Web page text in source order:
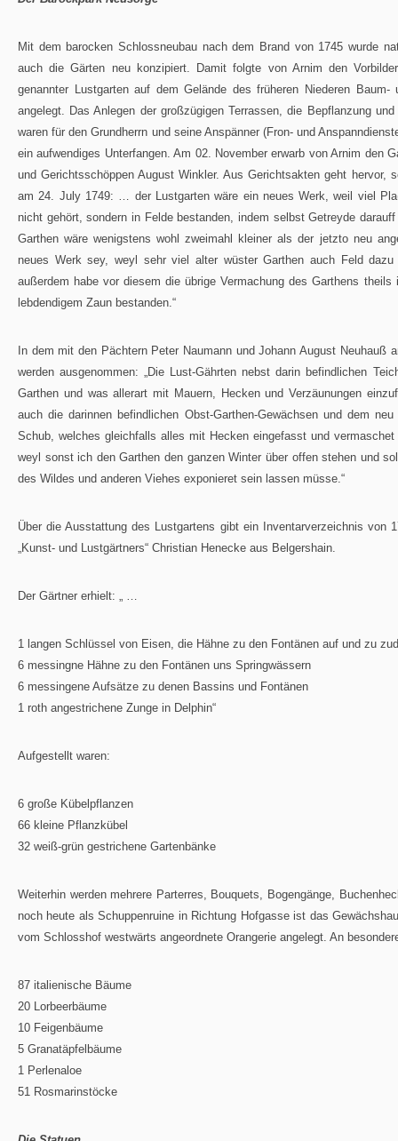
Mit dem barocken Schlossneubau nach dem Brand von 1745 wurde
auch die Gärten neu konzipiert. Damit folgte von Arnim den
genannter Lustgarten auf dem Gelände des früheren Niederen
angelegt. Das Anlegen der großzügigen Terrassen, die Bepflanzung
waren für den Grundherrn und seine Anspänner (Fron- und
ein aufwendiges Unterfangen. Am 02. November erwarb von Arnim den
und Gerichtsschöppen August Winkler. Aus Gerichtsakten geht hervor,
am 24. July 1749: … der Lustgarten wäre ein neues Werk, weil viel
nicht gehört, sondern in Felde bestanden, indem selbst Getreyde
Garthen wäre wenigstens wohl zweimahl kleiner als der jetzto neu
neues Werk sey, weyl sehr viel alter wüster Garthen auch Feld
außerdem habe vor diesem die übrige Vermachung des Garthens
lebdendigem Zaun bestanden.“
In dem mit den Pächtern Peter Naumann und Johann August Neuhauß
werden ausgenommen: „Die Lust-Gährten nebst darin befindlichen
Garthen und was allerart mit Mauern, Hecken und Verzäunungen
auch die darinnen befindlichen Obst-Garthen-Gewächsen und dem
Schub, welches gleichfalls alles mit Hecken eingefasst und
weyl sonst ich den Garthen den ganzen Winter über offen stehen und
des Wildes und anderen Viehes exponieret sein lassen müsse.“
Über die Ausstattung des Lustgartens gibt ein Inventarverzeichnis von
„Kunst- und Lustgärtners“ Christian Henecke aus Belgershain.
Der Gärtner erhielt: „ …
1 langen Schlüssel von Eisen, die Hähne zu den Fontänen auf und zu
6 messingne Hähne zu den Fontänen uns Springwässern
6 messingene Aufsätze zu denen Bassins und Fontänen
1 roth angestrichene Zunge in Delphin“
Aufgestellt waren:
6 große Kübelpflanzen
66 kleine Pflanzkübel
32 weiß-grün gestrichene Gartenbänke
Weiterhin werden mehrere Parterres, Bouquets, Bogengänge,
noch heute als Schuppenruine in Richtung Hofgasse ist das
vom Schlosshof westwärts angeordnete Orangerie angelegt. An
87 italienische Bäume
20 Lorbeerbäume
10 Feigenbäume
5 Granatäpfelbäume
1 Perlenaloe
51 Rosmarinstöcke